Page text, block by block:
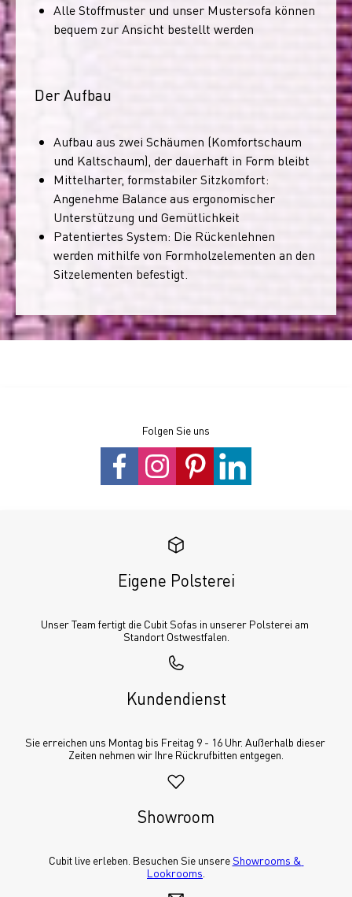
Alle Stoffmuster und unser Mustersofa können
bequem zur Ansicht bestellt werden
Der Aufbau
Aufbau aus zwei Schäumen (Komfortschaum
und Kaltschaum), der dauerhaft in Form bleibt
Mittelharter, formstabiler Sitzkomfort:
Angenehme Balance aus ergonomischer
Unterstützung und Gemütlichkeit
Patentiertes System: Die Rückenlehnen
werden mithilfe von Formholzelementen an den
Sitzelementen befestigt.
Folgen Sie uns
Eigene Polsterei
Unser Team fertigt die Cubit Sofas in unserer Polsterei am
Standort Ostwestfalen.
Kundendienst
Sie erreichen uns Montag bis Freitag 9 - 16 Uhr. Außerhalb dieser
Zeiten nehmen wir Ihre Rückrufbitten entgegen.
Showroom
Cubit live erleben. Besuchen Sie unsere Showrooms &
Lookrooms